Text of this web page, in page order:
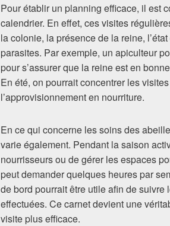
Pour établir un planning efficace, il est
calendrier. En effet, ces visites
la colonie, la présence de la reine,
parasites. Par exemple, un apiculteur
pour s’assurer que la reine est en
En été, on pourrait concentrer les
l’approvisionnement en nourriture.
En ce qui concerne les soins des
varie également. Pendant la saison
nourrisseurs ou de gérer les espaces
peut demander quelques heures par
de bord pourrait être utile afin de
effectuées. Ce carnet devient une
visite plus efficace.